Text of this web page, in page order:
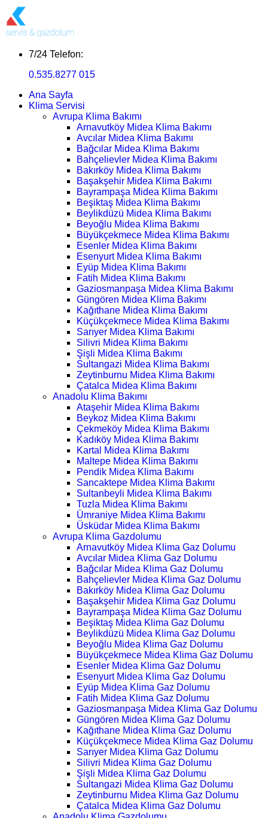
7/24 Telefon:
0.535.8277 015
Ana Sayfa
Klima Servisi
Avrupa Klima Bakımı
Arnavutköy Midea Klima Bakımı
Avcılar Midea Klima Bakımı
Bağcılar Midea Klima Bakımı
Bahçelievler Midea Klima Bakımı
Bakırköy Midea Klima Bakımı
Başakşehir Midea Klima Bakımı
Bayrampaşa Midea Klima Bakımı
Beşiktaş Midea Klima Bakımı
Beylikdüzü Midea Klima Bakımı
Beyoğlu Midea Klima Bakımı
Büyükçekmece Midea Klima Bakımı
Esenler Midea Klima Bakımı
Esenyurt Midea Klima Bakımı
Eyüp Midea Klima Bakımı
Fatih Midea Klima Bakımı
Gaziosmanpaşa Midea Klima Bakımı
Güngören Midea Klima Bakımı
Kağıthane Midea Klima Bakımı
Küçükçekmece Midea Klima Bakımı
Sarıyer Midea Klima Bakımı
Silivri Midea Klima Bakımı
Şişli Midea Klima Bakımı
Sultangazi Midea Klima Bakımı
Zeytinburnu Midea Klima Bakımı
Çatalca Midea Klima Bakımı
Anadolu Klima Bakımı
Ataşehir Midea Klima Bakımı
Beykoz Midea Klima Bakımı
Çekmeköy Midea Klima Bakımı
Kadıköy Midea Klima Bakımı
Kartal Midea Klima Bakımı
Maltepe Midea Klima Bakımı
Pendik Midea Klima Bakımı
Sancaktepe Midea Klima Bakımı
Sultanbeyli Midea Klima Bakımı
Tuzla Midea Klima Bakımı
Ümraniye Midea Klima Bakımı
Üsküdar Midea Klima Bakımı
Avrupa Klima Gazdolumu
Arnavutköy Midea Klima Gaz Dolumu
Avcılar Midea Klima Gaz Dolumu
Bağcılar Midea Klima Gaz Dolumu
Bahçelievler Midea Klima Gaz Dolumu
Bakırköy Midea Klima Gaz Dolumu
Başakşehir Midea Klima Gaz Dolumu
Bayrampaşa Midea Klima Gaz Dolumu
Beşiktaş Midea Klima Gaz Dolumu
Beylikdüzü Midea Klima Gaz Dolumu
Beyoğlu Midea Klima Gaz Dolumu
Büyükçekmece Midea Klima Gaz Dolumu
Esenler Midea Klima Gaz Dolumu
Esenyurt Midea Klima Gaz Dolumu
Eyüp Midea Klima Gaz Dolumu
Fatih Midea Klima Gaz Dolumu
Gaziosmanpaşa Midea Klima Gaz Dolumu
Güngören Midea Klima Gaz Dolumu
Kağıthane Midea Klima Gaz Dolumu
Küçükçekmece Midea Klima Gaz Dolumu
Sarıyer Midea Klima Gaz Dolumu
Silivri Midea Klima Gaz Dolumu
Şişli Midea Klima Gaz Dolumu
Sultangazi Midea Klima Gaz Dolumu
Zeytinburnu Midea Klima Gaz Dolumu
Çatalca Midea Klima Gaz Dolumu